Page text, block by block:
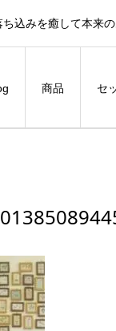
込みを癒して本来
商品 セ